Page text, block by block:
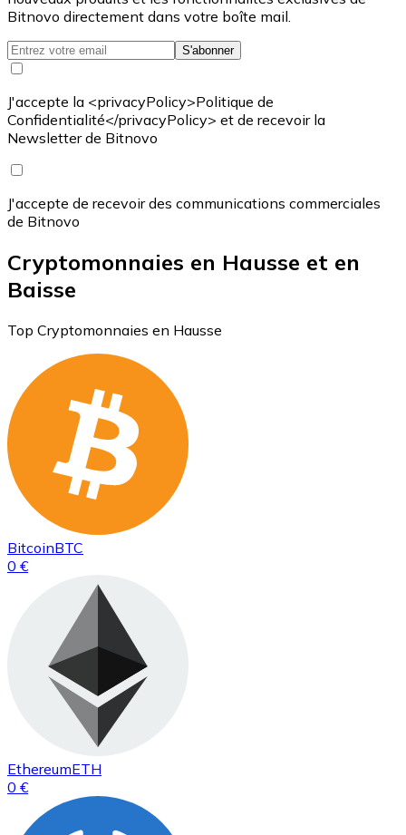
Bitnovo directement dans votre boîte mail.
S'abonner
J'accepte la <privacyPolicy>Politique de
Confidentialité</privacyPolicy> et de recevoir la
Newsletter de Bitnovo
J'accepte de recevoir des communications commerciales
de Bitnovo
Cryptomonnaies en Hausse et en
Baisse
Top Cryptomonnaies en Hausse
BitcoinBTC
0 €
EthereumETH
0 €